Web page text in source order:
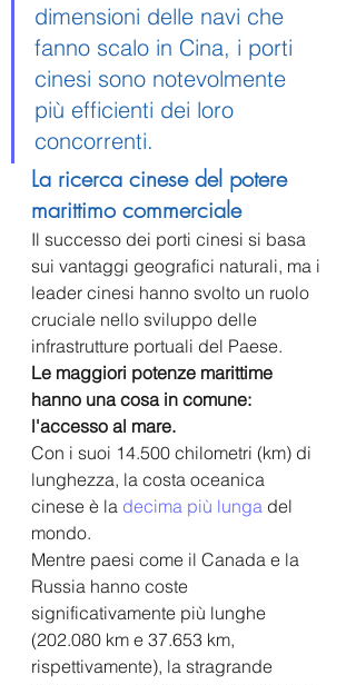
dimensioni delle navi che
fanno scalo in Cina, i porti
cinesi sono notevolmente
più efficienti dei loro
concorrenti.
La ricerca cinese del potere
marittimo commerciale
Il successo dei porti cinesi si basa
sui vantaggi geografici naturali, ma i
leader cinesi hanno svolto un ruolo
cruciale nello sviluppo delle
infrastrutture portuali del Paese.
Le maggiori potenze marittime
hanno una cosa in comune:
l'accesso al mare.
Con i suoi 14.500 chilometri (km) di
lunghezza, la costa oceanica
cinese è la decima più lunga del
mondo.
Mentre paesi come il Canada e la
Russia hanno coste
significativamente più lunghe
(202.080 km e 37.653 km,
rispettivamente), la stragrande